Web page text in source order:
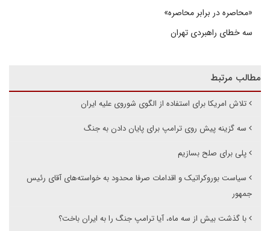
«محاصره در برابر محاصره»
سه خطای راهبردی تهران
مطالب مرتبط
تلاش امریکا برای استفاده از الگوی شوروی علیه ایران
سه گزینه پیش روی ترامپ برای پایان دادن به جنگ
پلی برای صلح بسازیم
سیاست بوروکراتیک و اقدامات صرفا محدود به خواسته‌های آقای رئیس
جمهور
با گذشت بیش از سه ماه، آیا ترامپ جنگ را به ایران باخت؟